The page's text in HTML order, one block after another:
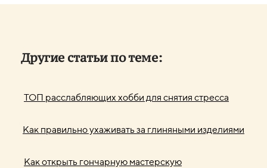
Другие статьи по теме:
ТОП расслабляющих хобби для снятия стресса
Как правильно ухаживать за глиняными изделиями
Как открыть гончарную мастерскую